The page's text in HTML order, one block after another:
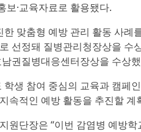
보·교육자료로 활용됐다.
맞춤형 예방 관리 활동 사례
선정돼 질병관리청장상을 수
권질병대응센터장상을 수상
생 참여 중심의 교육과 캠페
속적인 예방 활동을 추진할 계
원단장은 “이번 감염병 예방